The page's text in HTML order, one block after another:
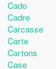
Cado
Cadre
Carcasse
Carte
Cartons
Case